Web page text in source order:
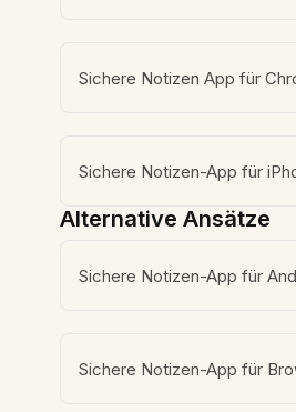
Sichere Notizen App für
Sichere Notizen-App für
Alternative Ansätze
Sichere Notizen-App für
Sichere Notizen-App für